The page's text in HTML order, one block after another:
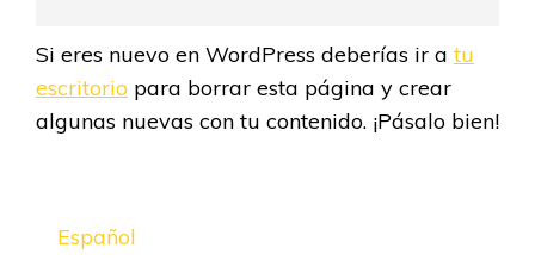
Si eres nuevo en WordPress deberías ir a tu
escritorio para borrar esta página y crear
algunas nuevas con tu contenido. ¡Pásalo bien!
Español